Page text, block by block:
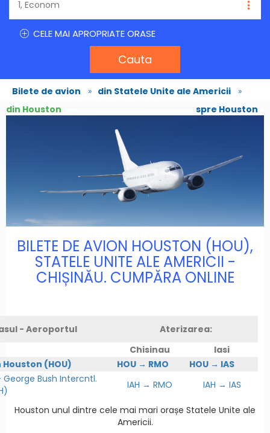
CELE MAI APROPRIATE ORASE
Cauta
Bilete de avion » din Statele Unite ale Americii »
din Houston
spre Houston
BILETE DE AVION HOUSTON (HOU),
STATELE UNITE ALE AMERICII -
CHIȘINĂU. CUMPĂRA ONLINE
- Aeroportul
Aterizarea:
Chisinau
Iasi
Houston (HOU)
HOU → RMO
HOU → IAS
Bush Intercntl.
IAH → RMO IAH → IAS
Houston unul dintre cele mai mari orașe Statele Unite ale
Americii.